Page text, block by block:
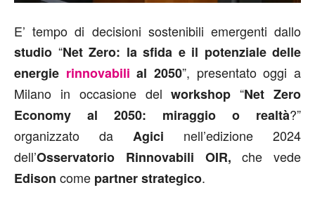
E’ tempo di decisioni sostenibili emergenti dallo
studio “Net Zero: la sfida e il potenziale delle
energie rinnovabili al 2050”, presentato oggi a
Milano in occasione delworkshop“Net Zero
Economy al 2050: miraggio o realtà?”
organizzato da Agici nell’edizione 2024
dell’Osservatorio Rinnovabili OIR,che vede
Edison come partner strategico.